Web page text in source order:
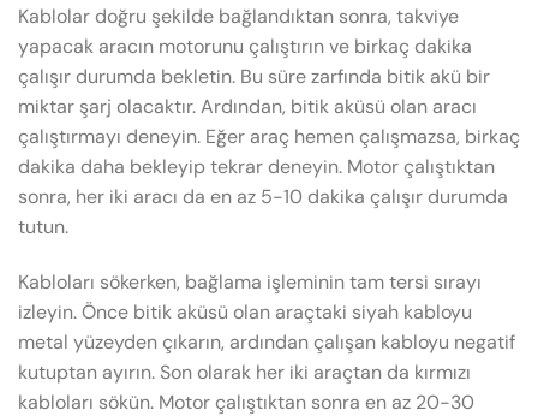
Kablolar doğru şekilde bağlandıktan sonra, takviye
yapacak aracın motorunu çalıştırın ve birkaç dakika
çalışır durumda bekletin. Bu süre zarfında bitik akü bir
miktar şarj olacaktır. Ardından, bitik aküsü olan aracı
çalıştırmayı deneyin. Eğer araç hemen çalışmazsa, birkaç
dakika daha bekleyip tekrar deneyin. Motor çalıştıktan
sonra, her iki aracı da en az 5-10 dakika çalışır durumda
tutun.
Kabloları sökerken, bağlama işleminin tam tersi sırayı
izleyin. Önce bitik aküsü olan araçtaki siyah kabloyu
metal yüzeyden çıkarın, ardından çalışan kabloyu negatif
kutuptan ayırın. Son olarak her iki araçtan da kırmızı
kabloları sökün. Motor çalıştıktan sonra en az 20-30